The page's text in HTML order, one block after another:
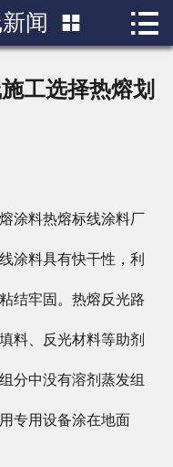
 首页
成功案例
行业知识
人才招聘
闻  
工选择热熔划
涂料热熔标线涂料厂
涂料具有快干性，利
结牢固。热熔反光路
料、反光材料等助剂
分中没有溶剂蒸发组
专用设备涂在地面